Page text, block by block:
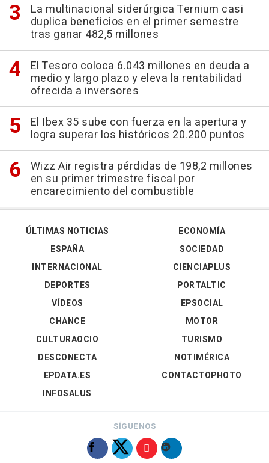
La multinacional siderúrgica Ternium casi
duplica beneficios en el primer semestre
tras ganar 482,5 millones
El Tesoro coloca 6.043 millones en deuda a
medio y largo plazo y eleva la rentabilidad
ofrecida a inversores
El Ibex 35 sube con fuerza en la apertura y
logra superar los históricos 20.200 puntos
Wizz Air registra pérdidas de 198,2 millones
en su primer trimestre fiscal por
encarecimiento del combustible
ÚLTIMAS NOTICIAS
ESPAÑA
INTERNACIONAL
DEPORTES
VÍDEOS
ECONOMÍA
SOCIEDAD
CIENCIAPLUS
PORTALTIC
EPSOCIAL
CHANCE
CULTURAOCIO
DESCONECTA
EPDATA.ES
INFOSALUS
MOTOR
TURISMO
NOTIMÉRICA
CONTACTOPHOTO
SÍGUENOS